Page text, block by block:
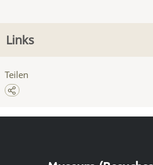
Links
Teilen